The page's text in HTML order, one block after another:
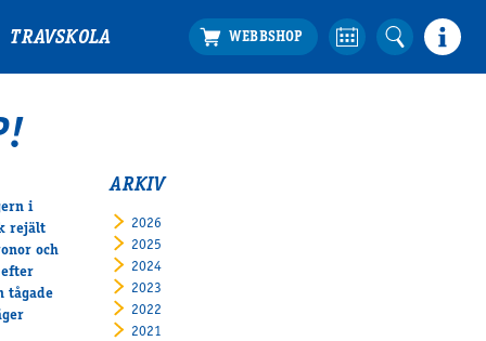
TRAVSKOLA
i
rejält
och
efter
tågade
ARKIV
2026
2025
2024
2023
2022
2021